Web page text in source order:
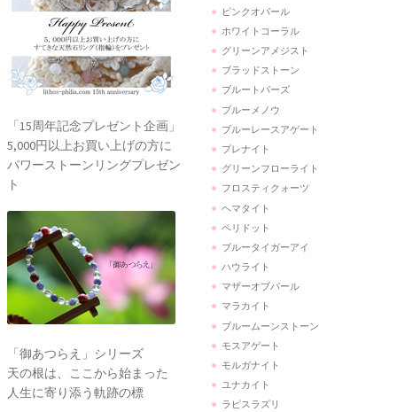
「15周年記念プレゼント企画」
5,000円以上お買い上げの方に
パワーストーンリングプレゼン
ト
「御あつらえ」シリーズ
天の根は、ここから始まった
人生に寄り添う軌跡の標
ピンクオパール
ホワイトコーラル
グリーンアメジスト
ブラッドストーン
ブルートパーズ
ブルーメノウ
ブルーレースアゲート
プレナイト
グリーンフローライト
フロスティクォーツ
ヘマタイト
ペリドット
ブルータイガーアイ
ハウライト
マザーオブパール
マラカイト
ブルームーンストーン
モスアゲート
モルガナイト
ユナカイト
ラピスラズリ